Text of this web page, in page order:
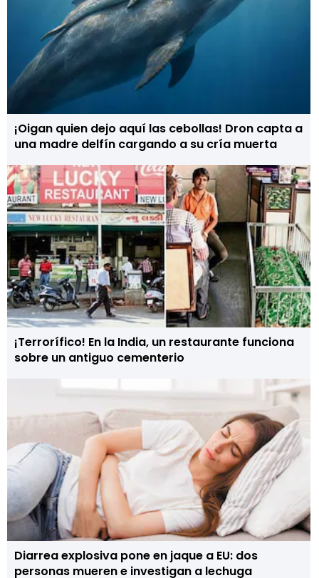
¡Oigan quien dejo aquí las cebollas! Dron capta a
una madre delfín cargando a su cría muerta
¡Terrorífico! En la India, un restaurante funciona
sobre un antiguo cementerio
Diarrea explosiva pone en jaque a EU: dos
personas mueren e investigan a lechuga